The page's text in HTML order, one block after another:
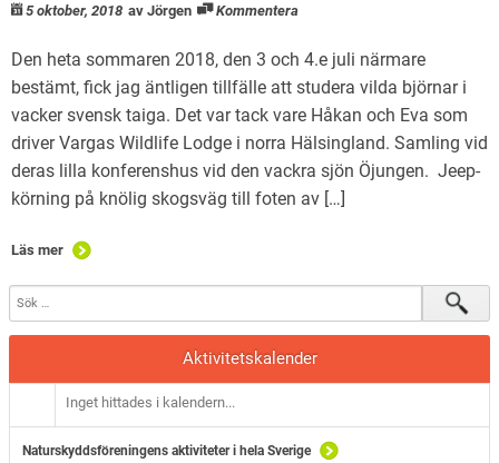
5 oktober, 2018 av Jörgen Kommentera
Den heta sommaren 2018, den 3 och 4.e juli närmare
bestämt, fick jag äntligen tillfälle att studera vilda björnar i
vacker svensk taiga. Det var tack vare Håkan och Eva som
driver Vargas Wildlife Lodge i norra Hälsingland. Samling vid
deras lilla konferenshus vid den vackra sjön Öjungen. Jeep-
körning på knölig skogsväg till foten av […]
Läs mer
Aktivitetskalender
Inget hittades i kalendern...
Naturskyddsföreningens aktiviteter i hela Sverige